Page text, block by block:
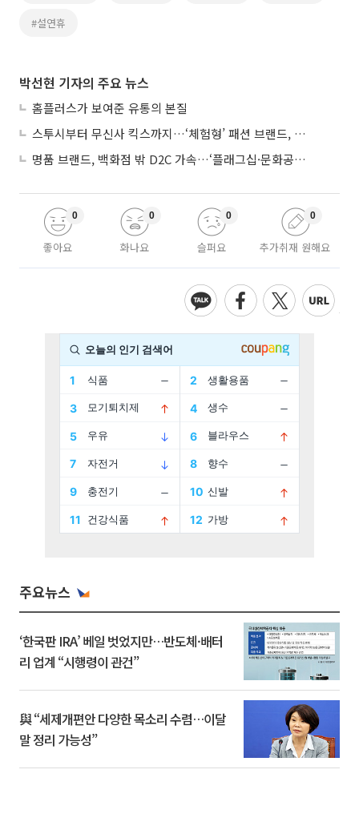
#설연휴
박선현 기자의 주요 뉴스
홈플러스가 보여준 유통의 본질
스투시부터 무신사 킥스까지…‘체험형’ 패션 브랜드, 잇단 제주행
명품 브랜드, 백화점 밖 D2C 가속…‘플래그십·문화공간’ 전략 눈길
좋아요
0
화나요
0
슬퍼요
0
추가취재 원해요
0
주요뉴스
‘한국판 IRA’ 베일 벗었지만…반도체·배터
리 업계 “시행령이 관건”
與 “세제개편안 다양한 목소리 수렴…이달
말 정리 가능성”